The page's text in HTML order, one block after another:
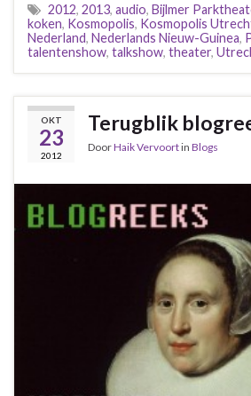
2012, 2013, audio, Bijlmer
koken, Kosmopolis, Kosmopolis
Nederland, Nederlands Nieuw-Guinea,
talentenshow, talkshow, theater,
OKT
23
2012
Terugblik
DoorHaik Vervoortin Blogs